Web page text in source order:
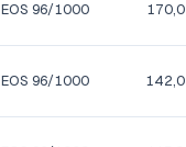
EOS 96/1000 170,0
EOS 96/1000 142,0